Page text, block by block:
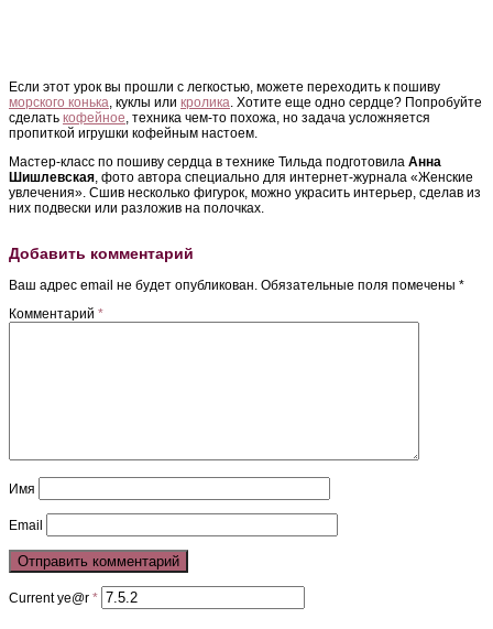
Если этот урок вы прошли с легкостью, можете переходить к пошиву
морского конька , куклы или кролика . Хотите еще одно сердце? Попробуйте
сделать кофейное , техника чем-то похожа, но задача усложняется
пропиткой игрушки кофейным настоем.
Мастер-класс по пошиву сердца в технике Тильда подготовила Анна
Шишлевская , фото автора специально для интернет-журнала «Женские
увлечения». Сшив несколько фигурок, можно украсить интерьер, сделав из
них подвески или разложив на полочках.
Добавить комментарий
Ваш адрес email не будет опубликован. Обязательные поля помечены *
Комментарий *
Имя
Email
Current ye@r *